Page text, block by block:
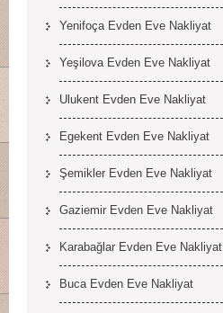
Yenifoça Evden Eve Nakliyat
Yeşilova Evden Eve Nakliyat
Ulukent Evden Eve Nakliyat
Egekent Evden Eve Nakliyat
Şemikler Evden Eve Nakliyat
Gaziemir Evden Eve Nakliyat
Karabağlar Evden Eve Nakliyat
Buca Evden Eve Nakliyat